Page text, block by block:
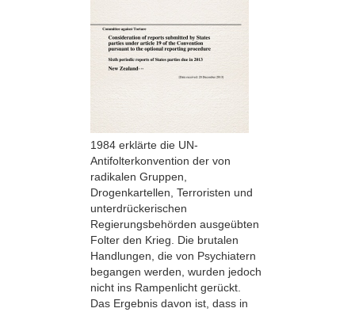
1984 erklärte die UN-
Antifolterkonvention der von
radikalen Gruppen,
Drogenkartellen, Terroristen und
unterdrückerischen
Regierungsbehörden ausgeübten
Folter den Krieg. Die brutalen
Handlungen, die von Psychiatern
begangen werden, wurden jedoch
nicht ins Rampenlicht gerückt.
Das Ergebnis davon ist, dass in